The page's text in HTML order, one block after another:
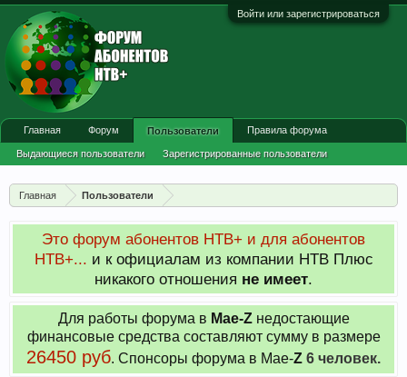
Войти или зарегистрироваться
Главная Пользователи
Это форум абонентов НТВ+ и для абонентов
НТВ+... и к официалам из компании НТВ Плюс
никакого отношения не имеет.
Для работы форума в Мае-Zнедостающие
финансовые средства составляют сумму в размере
26450 руб. Cпонсоры форума в Мае-Z 6 человек.
Главная Форум Пользователи
Выдающиеся пользователи Зарегистрированные пользователи
Новые сообщения профиля
Правила форума